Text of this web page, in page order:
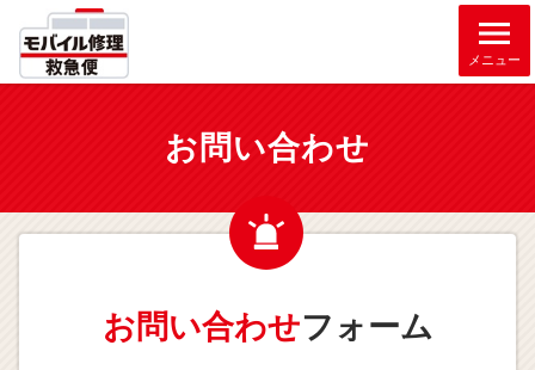
メニュー
お問い合わせ
お問い合わせフォーム